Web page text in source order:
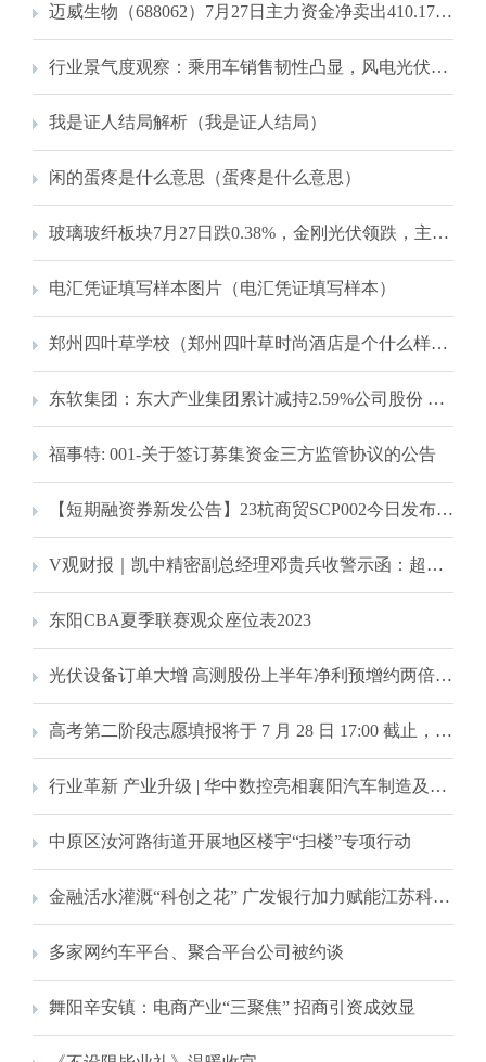
迈威生物（688062）7月27日主力资金净卖出410.17万元
行业景气度观察：乘用车销售韧性凸显，风电光伏装机高增
我是证人结局解析（我是证人结局）
闲的蛋疼是什么意思（蛋疼是什么意思）
玻璃玻纤板块7月27日跌0.38%，金刚光伏领跌，主力资金净流出7808.95万元
电汇凭证填写样本图片（电汇凭证填写样本）
郑州四叶草学校（郑州四叶草时尚酒店是个什么样的酒店地址在哪啊）
东软集团：东大产业集团累计减持2.59%公司股份 套现3.44亿元 持股比例降至5%以下
福事特: 001-关于签订募集资金三方监管协议的公告
【短期融资券新发公告】23杭商贸SCP002今日发布发行公告
V观财报｜凯中精密副总经理邓贵兵收警示函：超计划减持
东阳CBA夏季联赛观众座位表2023
光伏设备订单大增 高测股份上半年净利预增约两倍 7~7.2亿
高考第二阶段志愿填报将于 7 月 28 日 17:00 截止，别忘了参加网上咨询会！
行业革新 产业升级 | 华中数控亮相襄阳汽车制造及零部件加工行业交流沙龙活动
中原区汝河路街道开展地区楼宇“扫楼”专项行动
金融活水灌溉“科创之花” 广发银行加力赋能江苏科技创新走在前
多家网约车平台、聚合平台公司被约谈
舞阳辛安镇：电商产业“三聚焦” 招商引资成效显